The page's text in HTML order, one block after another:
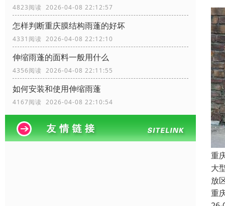
4823阅读 2026-04-08 22:12:57
怎样判断重庆膜结构雨蓬的好坏
4331阅读 2026-04-08 22:12:10
伸缩雨蓬的面料一般用什么
4356阅读 2026-04-08 22:11:55
如何安装和使用伸缩雨蓬
4167阅读 2026-04-08 22:10:54
重
大
放
重